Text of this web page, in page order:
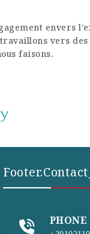
envers
vers
faisons.
PHONE